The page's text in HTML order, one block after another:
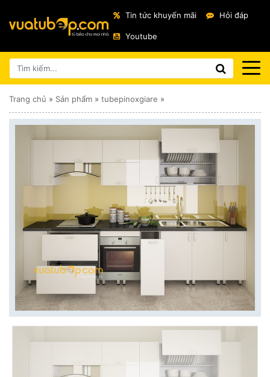
Tin tức khuyến mãi Hỏi đáp
Youtube
Trang chủ » Sản phẩm » tubepinoxgiare »